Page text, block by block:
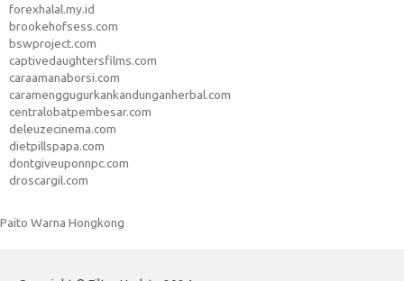
forexhalal.my.id
brookehofsess.com
bswproject.com
captivedaughtersfilms.com
caraamanaborsi.com
caramenggugurkankandunganherbal.com
centralobatpembesar.com
deleuzecinema.com
dietpillspapa.com
dontgiveuponnpc.com
droscargil.com
Paito Warna Hongkong